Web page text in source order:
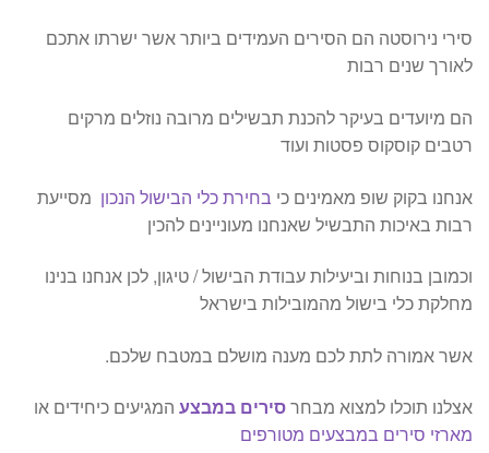
סירי נירוסטה הם הסירים העמידים ביותר אשר ישרתו אתכם
לאורך שנים רבות
הם מיועדים בעיקר להכנת תבשילים מרובה נוזלים מרקים
רטבים קוסקוס פסטות ועוד
אנחנו בקוק שופ מאמינים כי בחירת כלי הבישול הנכון מסייעת
רבות באיכות התבשיל שאנחנו מעוניינים להכין
וכמובן בנוחות וביעילות עבודת הבישול / טיגון, לכן אנחנו בנינו
מחלקת כלי בישול מהמובילות בישראל
אשר אמורה לתת לכם מענה מושלם במטבח שלכם.
אצלנו תוכלו למצוא מבחרסירים במבצע המגיעים כיחידים או
מארזי סירים במבצעים מטורפים